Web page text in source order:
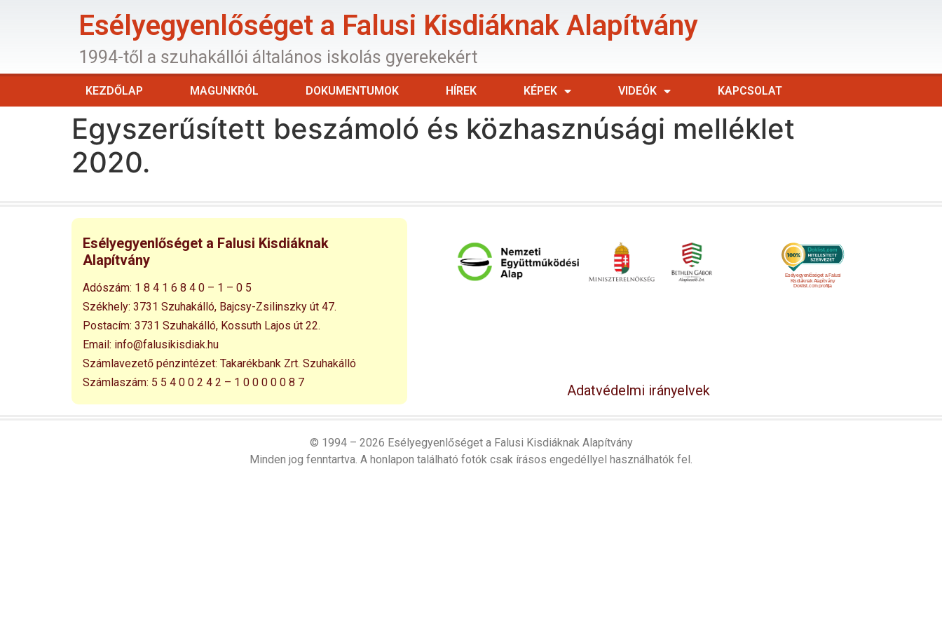
Esélyegyenlőséget a Falusi Kisdiáknak Alapítvány
1994-től a szuhakállói általános iskolás gyerekekért
KEZDŐLAP MAGUNKRÓL DOKUMENTUMOK HÍREK KÉPEK VIDEÓK KAPCSOLAT
Egyszerűsített beszámoló és közhasznúsági melléklet
2020.
Esélyegyenlőséget a Falusi Kisdiáknak
Alapítvány
Adószám: 1 8 4 1 6 8 4 0 – 1 – 0 5
Székhely: 3731 Szuhakálló, Bajcsy-Zsilinszky út 47.
Postacím: 3731 Szuhakálló, Kossuth Lajos út 22.
Email: info@falusikisdiak.hu
Számlavezető pénzintézet: Takarékbank Zrt. Szuhakálló
Számlaszám: 5 5 4 0 0 2 4 2 – 1 0 0 0 0 0 8 7
Esélyegyenlőséget a Falusi
Kisdiáknak Alapítvány
Doklist.com profilja
Adatvédelmi irányelvek
© 1994 – 2026 Esélyegyenlőséget a Falusi Kisdiáknak Alapítvány
Minden jog fenntartva. A honlapon található fotók csak írásos engedéllyel használhatók fel.